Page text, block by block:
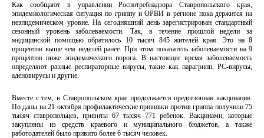
Как сообщают в управлении Роспотребнадзора Ставропольского края,
эпидемиологическая ситуация по гриппу и ОРВИ в регионе пока держится на
неэпидемическом уровне. На сегодняшний день зарегистрирован стандартный
сезонный уровень заболеваемости. Так, в течение прошлой недели за
медицинской помощью обратилось 10 тысяч 845 жителей края. Это на 8
процентов выше чем неделей ранее. При этом показатель заболеваемости на 9
процентов ниже эпидемического порога. В настоящее время заболеваемость
определяют разные респираторные вирусы, такие как парагрипп, РС-вирусы,
аденовирусы и другие.
Вместе с тем, в Ставропольском крае продолжается предсезонная вакцинация.
По даны на 21 октября профилактические прививки против гриппа получили 75
тысяч ставропольцев, привиты 67 тысяч 771 ребенок. Вакцинами, которые
закуплены из средств краевого и муниципального бюджетов, а также
работодателей было привито более 6 тысяч человек.